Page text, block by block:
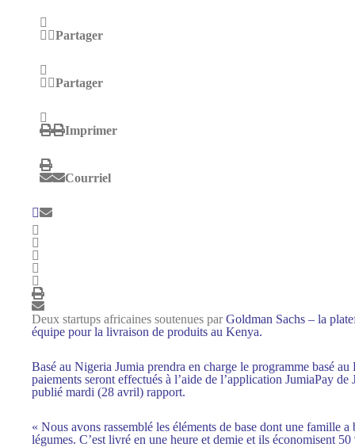
Partager
Partager
Imprimer
Courriel
Deux startups africaines soutenues parGoldman Sachs – la
équipe pour la livraison de produits au Kenya.
Basé au Nigeria Jumia prendra en charge le programme basé
paiements seront effectués à l’aide de l’application JumiaPay
publié mardi (28 avril) rapport.
« Nous avons rassemblé les éléments de base dont une famille
légumes. C’est livré en une heure et demie et ils économisent